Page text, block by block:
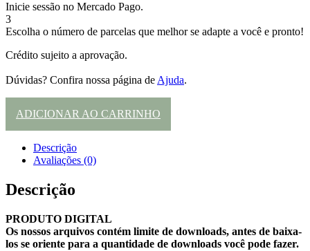
Inicie sessão no Mercado Pago.
3
Escolha o número de parcelas que melhor se adapte a você e pronto!
Crédito sujeito a aprovação.
Dúvidas? Confira nossa página de Ajuda.
ADICIONAR AO CARRINHO
Descrição
Avaliações (0)
Descrição
PRODUTO DIGITAL
Os nossos arquivos contém limite de downloads, antes de baixa-
los se oriente para a quantidade de downloads você pode fazer.